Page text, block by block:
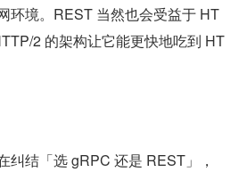
境。REST 当然也会受益于 HT
2 的架构让它能更快地吃到 HT
纠结「选 gRPC 还是 REST」，